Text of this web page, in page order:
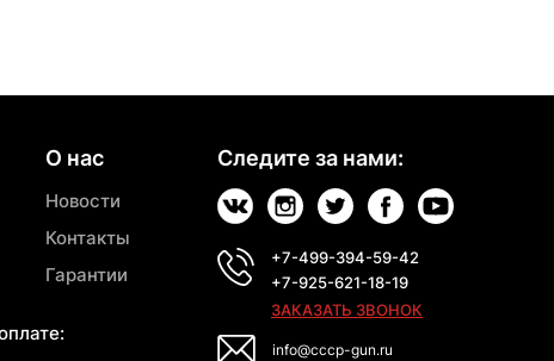
О нас
Новости
Контакты
Гарантии
Следите за нами:
+7-499-394-59-42
+7-925-621-18-19
ЗАКАЗАТЬ ЗВОНОК
info@cccp-gun.ru